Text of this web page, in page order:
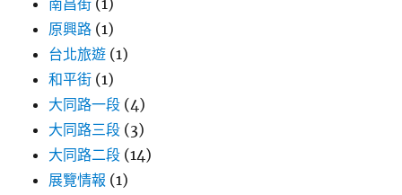
南昌街 (1)
原興路 (1)
台北旅遊 (1)
和平街 (1)
大同路一段 (4)
大同路三段 (3)
大同路二段 (14)
展覽情報 (1)